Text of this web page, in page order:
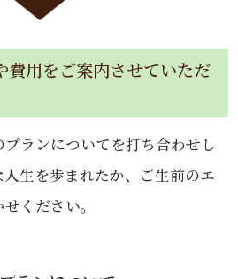
費用をご案内させていただ
ランについてを打ち合わせし
生を歩まれたか、ご生前のエ
ください。